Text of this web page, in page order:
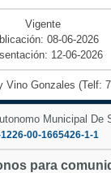
Vigente
08-06-2026
12-06-2026
Vino Gonzales (Telf:
Municipal De
00-1665426-1-1
para